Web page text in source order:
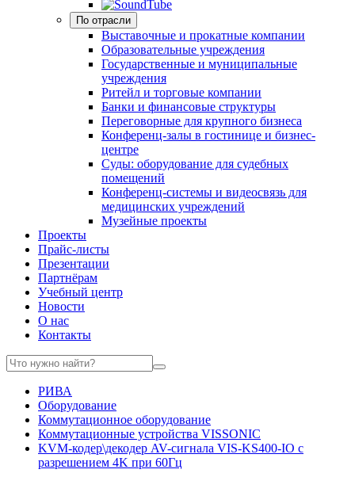
По отрасли
Выставочные и прокатные компании
Образовательные учреждения
Государственные и муниципальные
учреждения
Ритейл и торговые компании
Банки и финансовые структуры
Переговорные для крупного бизнеса
Конференц-залы в гостинице и бизнес-
центре
Суды: оборудование для судебных
помещений
Конференц-системы и видеосвязь для
медицинских учреждений
Музейные проекты
Проекты
Прайс-листы
Презентации
Партнёрам
Учебный центр
Новости
О нас
Контакты
РИВА
Оборудование
Коммутационное оборудование
Коммутационные устройства VISSONIC
KVM-кодер\декодер AV-сигнала VIS-KS400-IO с
разрешением 4K при 60Гц